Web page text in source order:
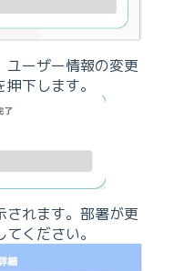
ユーザー情報の変更
下します。
されます。部署が更
ください。